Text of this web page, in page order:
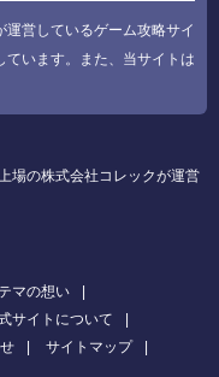
運営しているゲーム攻略サイ
ています。また、当サイトは
場の株式会社コレックが運営
マの想い
サイトについて
サイトマップ